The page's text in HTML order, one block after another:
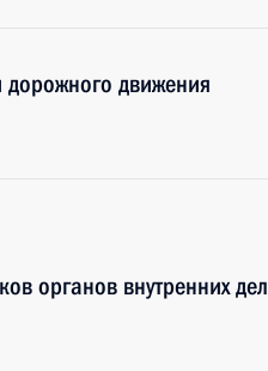
движения
органов внутренних дел